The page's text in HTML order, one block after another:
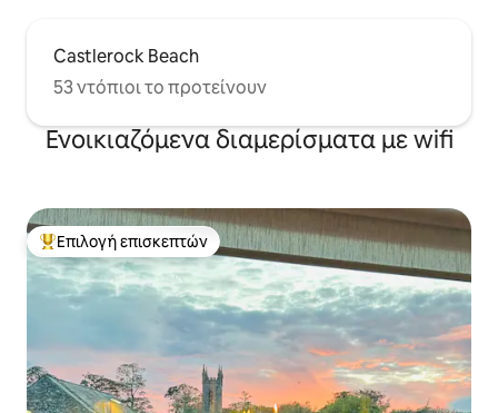
Castlerock Beach
53 ντόπιοι το προτείνουν
Ενοικιαζόμενα διαμερίσματα με wifi
Κορυφαία επιλογή επισκεπτών
Επιλογή επισκεπτών